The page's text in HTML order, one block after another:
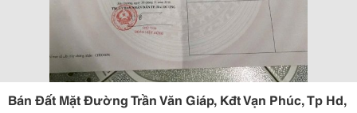
Bán Đất Mặt Đường Trần Văn Giáp, Kđt Vạn Phúc, Tp Hd,